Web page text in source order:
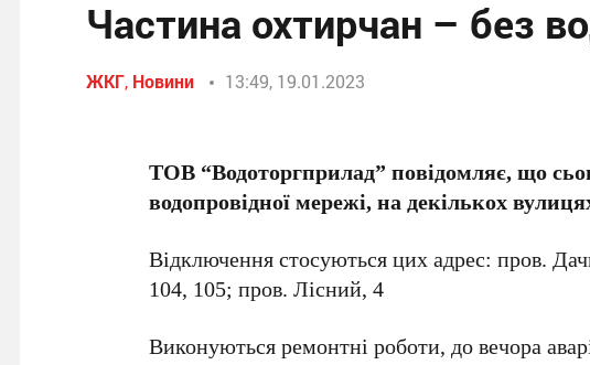
Частина охтирчан – без
ЖКГ, Новини 13:49, 19.01.2023
ТОВ “Водоторгприлад” повідомляє, що
водопровідної мережі, на декількох
Відключення стосуються цих адрес: пров.
104, 105; пров. Лісний, 4
Виконуються ремонтні роботи, до вечора